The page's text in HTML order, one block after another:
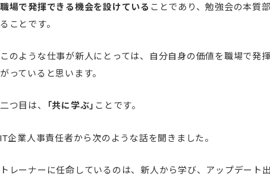
職場で発揮できる機会を設けている ことであり、勉強会の本質
ることです。
このような仕事が新人にとっては、自分自身の価値を職場で発
がっていると思います。
二つ目は、 「共に学ぶ」 ことです。
IT企業人事責任者から次のような話を聞きました。
トレーナーに任命しているのは、新人から学び、アップデート出